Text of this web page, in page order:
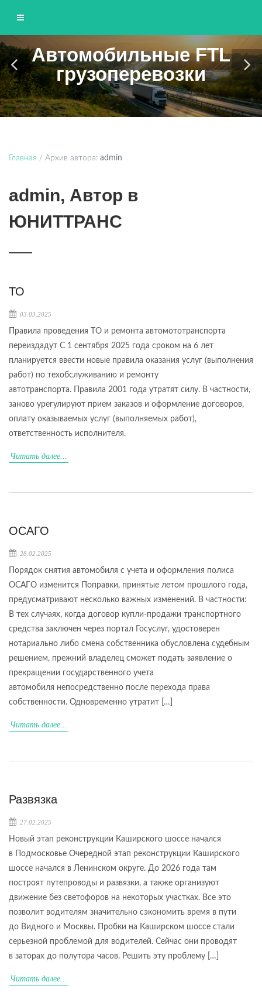
ЮНИТТРАНС
Грузоперевозки по Москве и области
Автомобильные FTL
грузоперевозки
Главная / Архив автора: admin
admin, Автор в
ЮНИТТРАНС
ТО
03.03.2025
Правила проведения ТО и ремонта автомототранспорта
переиздадут С 1 сентября 2025 года сроком на 6 лет
планируется ввести новые правила оказания услуг (выполнения
работ) по техобслуживанию и ремонту
автотранспорта. Правила 2001 года утратят силу. В частности,
заново урегулируют прием заказов и оформление договоров,
оплату оказываемых услуг (выполняемых работ),
ответственность исполнителя.
Читать далее...
ОСАГО
28.02.2025
Порядок снятия автомобиля с учета и оформления полиса
ОСАГО изменится Поправки, принятые летом прошлого года,
предусматривают несколько важных изменений. В частности:
В тех случаях, когда договор купли-продажи транспортного
средства заключен через портал Госуслуг, удостоверен
нотариально либо смена собственника обусловлена судебным
решением, прежний владелец сможет подать заявление о
прекращении государственного учета
автомобиля непосредственно после перехода права
собственности. Одновременно утратит […]
Читать далее...
Развязка
27.02.2025
Новый этап реконструкции Каширского шоссе начался
в Подмосковье Очередной этап реконструкции Каширского
шоссе начался в Ленинском округе. До 2026 года там
построят путепроводы и развязки, а также организуют
движение без светофоров на некоторых участках. Все это
позволит водителям значительно сэкономить время в пути
до Видного и Москвы. Пробки на Каширском шоссе стали
серьезной проблемой для водителей. Сейчас они проводят
в заторах до полутора часов. Решить эту проблему […]
Читать далее...